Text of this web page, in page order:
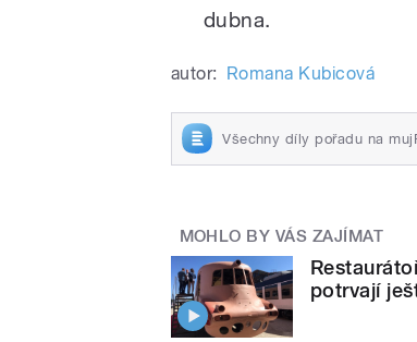
dubna.
autor: Romana Kubicová
Všechny díly pořadu na
MOHLO BY VÁS ZAJÍMAT
potrvají